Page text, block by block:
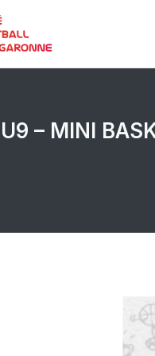
– MINI